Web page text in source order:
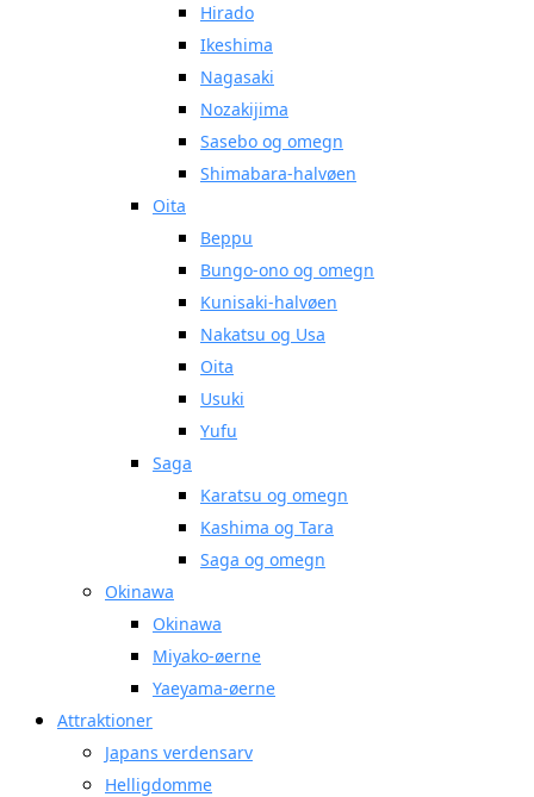
Hirado
Ikeshima
Nagasaki
Nozakijima
Sasebo og omegn
Shimabara-halvøen
Oita
Beppu
Bungo-ono og omegn
Kunisaki-halvøen
Nakatsu og Usa
Oita
Usuki
Yufu
Saga
Karatsu og omegn
Kashima og Tara
Saga og omegn
Okinawa
Okinawa
Miyako-øerne
Yaeyama-øerne
Attraktioner
Japans verdensarv
Helligdomme